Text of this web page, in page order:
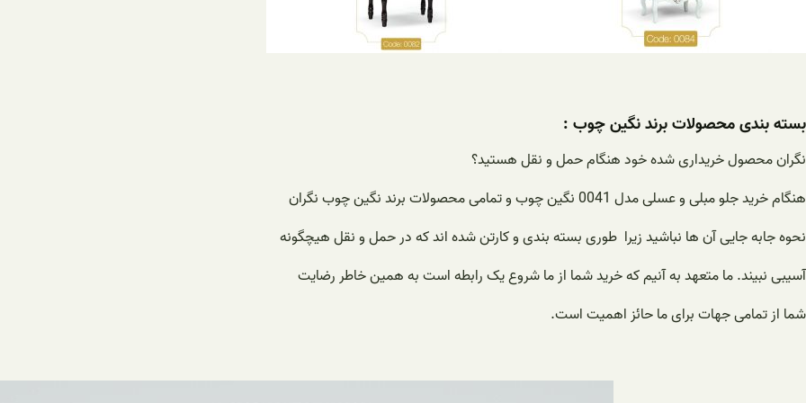
بسته بندی محصولات برند نگین چوب :
نگران محصول خریداری شده خود هنگام حمل و نقل هستید؟
هنگام خرید جلو مبلی و عسلی مدل 0041 نگین چوب و تمامی محصولات برند نگین چوب نگران
نحوه جابه جایی آن ها نباشید زیرا طوری بسته بندی و کارتن شده اند که در حمل و نقل هیچگونه
آسیبی نبیند. ما متعهد به آنیم که خرید شما از ما شروع یک رابطه است به همین خاطر رضایت
شما از تمامی جهات برای ما حائز اهمیت است.